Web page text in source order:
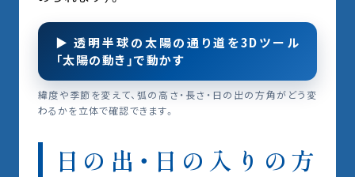
▶ 透明半球の太陽の通り道を3Dツール
「太陽の動き」で動かす
緯度や季節を変えて、弧の高さ・長さ・日の出の方角がどう変
わるかを立体で確認できます。
日の出・日の入りの方